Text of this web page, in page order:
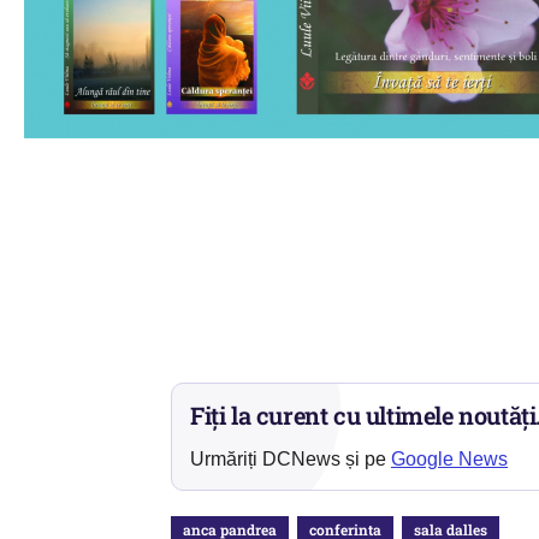
Fiți la curent cu ultimele
Urmăriți DCNews și pe Google News
anca pandrea conferinta sala dalles